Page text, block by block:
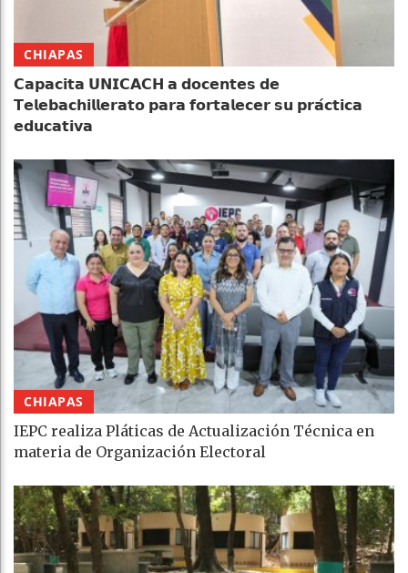
CHIAPAS
𝗖𝗮𝗽𝗮𝗰𝗶𝘁𝗮 𝗨𝗡𝗜𝗖𝗔𝗖𝗛 𝗮 𝗱𝗼𝗰𝗲𝗻𝘁𝗲𝘀 𝗱𝗲
𝗧𝗲𝗹𝗲𝗯𝗮𝗰𝗵𝗶𝗹𝗹𝗲𝗿𝗮𝘁𝗼 𝗽𝗮𝗿𝗮 𝗳𝗼𝗿𝘁𝗮𝗹𝗲𝗰𝗲𝗿 𝘀𝘂 𝗽𝗿𝗮́𝗰𝘁𝗶𝗰𝗮
𝗲𝗱𝘂𝗰𝗮𝘁𝗶𝘃𝗮
CHIAPAS
IEPC realiza Pláticas de Actualización Técnica en
materia de Organización Electoral